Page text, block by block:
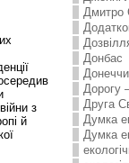
з
й
Дмитро
Донбас
Дорогу
Друга
Думка
Думка